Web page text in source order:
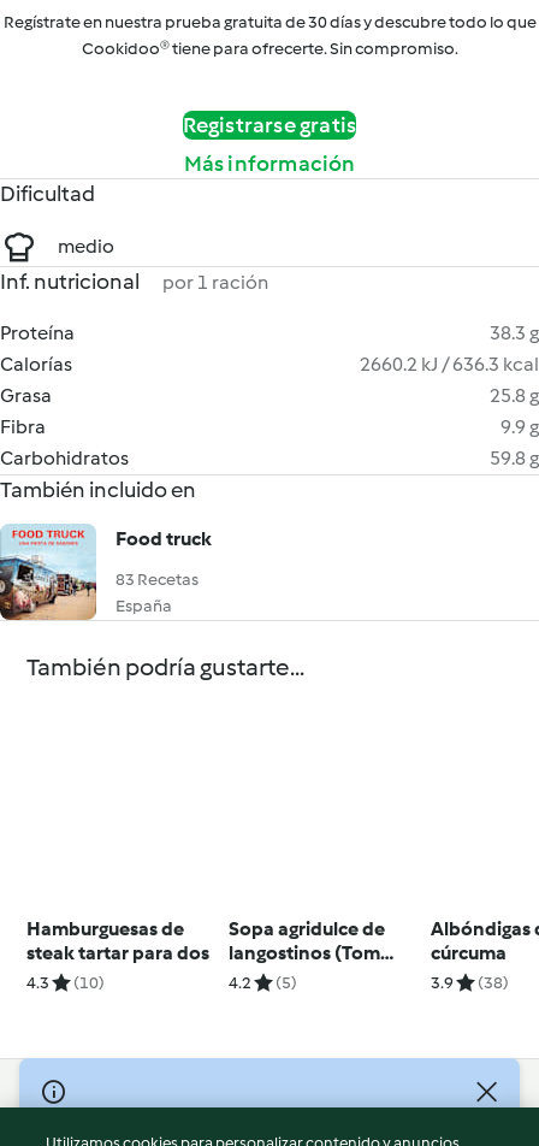
Regístrate en nuestra prueba gratuita de 30 días y descubre todo lo que
Cookidoo® tiene para ofrecerte. Sin compromiso.
Registrarse gratis
Más información
Dificultad
medio
Inf. nutricional por 1 ración
Proteína
38.3 g
Calorías
2660.2 kJ / 636.3 kcal
Grasa
25.8 g
Fibra
9.9 g
Carbohidratos
59.8 g
También incluido en
Food truck
83 Recetas
España
También podría gustarte...
Hamburguesas de
steak tartar para dos
4.3 (10)
Sopa agridulce de
langostinos (Tom
Yum Goong) -
4.2 (5)
Albóndigas
cúrcuma
3.9 (38)
© Copyright 2026